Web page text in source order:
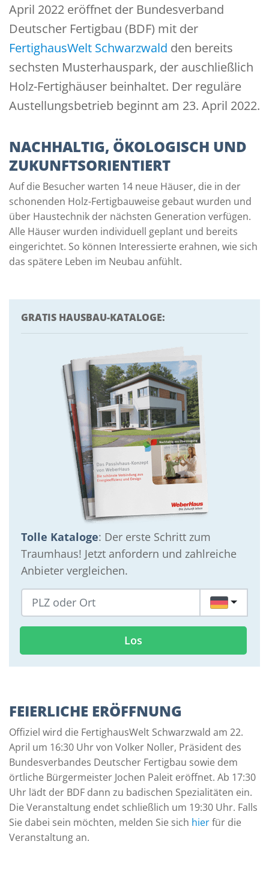
April 2022 eröffnet der Bundesverband
Deutscher Fertigbau (BDF) mit der
FertighausWelt Schwarzwald den bereits
sechsten Musterhauspark, der auschließlich
Holz-Fertighäuser beinhaltet. Der reguläre
Austellungsbetrieb beginnt am 23. April 2022.
NACHHALTIG, ÖKOLOGISCH UND
ZUKUNFTSORIENTIERT
Auf die Besucher warten 14 neue Häuser, die in der
schonenden Holz-Fertigbauweise gebaut wurden und
über Haustechnik der nächsten Generation verfügen.
Alle Häuser wurden individuell geplant und bereits
eingerichtet. So können Interessierte erahnen, wie sich
das spätere Leben im Neubau anfühlt.
GRATIS HAUSBAU-KATALOGE:
Tolle Kataloge: Der erste Schritt zum
Traumhaus! Jetzt anfordern und zahlreiche
Anbieter vergleichen.
DE
Los
FEIERLICHE ERÖFFNUNG
Offiziel wird die FertighausWelt Schwarzwald am 22.
April um 16:30 Uhr von Volker Noller, Präsident des
Bundesverbandes Deutscher Fertigbau sowie dem
örtliche Bürgermeister Jochen Paleit eröffnet. Ab 17:30
Uhr lädt der BDF dann zu badischen Spezialitäten ein.
Die Veranstaltung endet schließlich um 19:30 Uhr. Falls
Sie dabei sein möchten, melden Sie sich hierfür die
Veranstaltung an.